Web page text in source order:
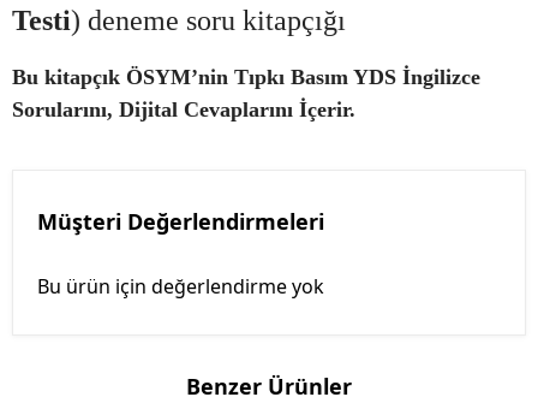
Testi) deneme soru kitapçığı
Bu kitapçık ÖSYM’nin Tıpkı Basım YDS İngilizce
Sorularını, Dijital Cevaplarını İçerir.
Müşteri Değerlendirmeleri
Bu ürün için değerlendirme yok
Benzer Ürünler